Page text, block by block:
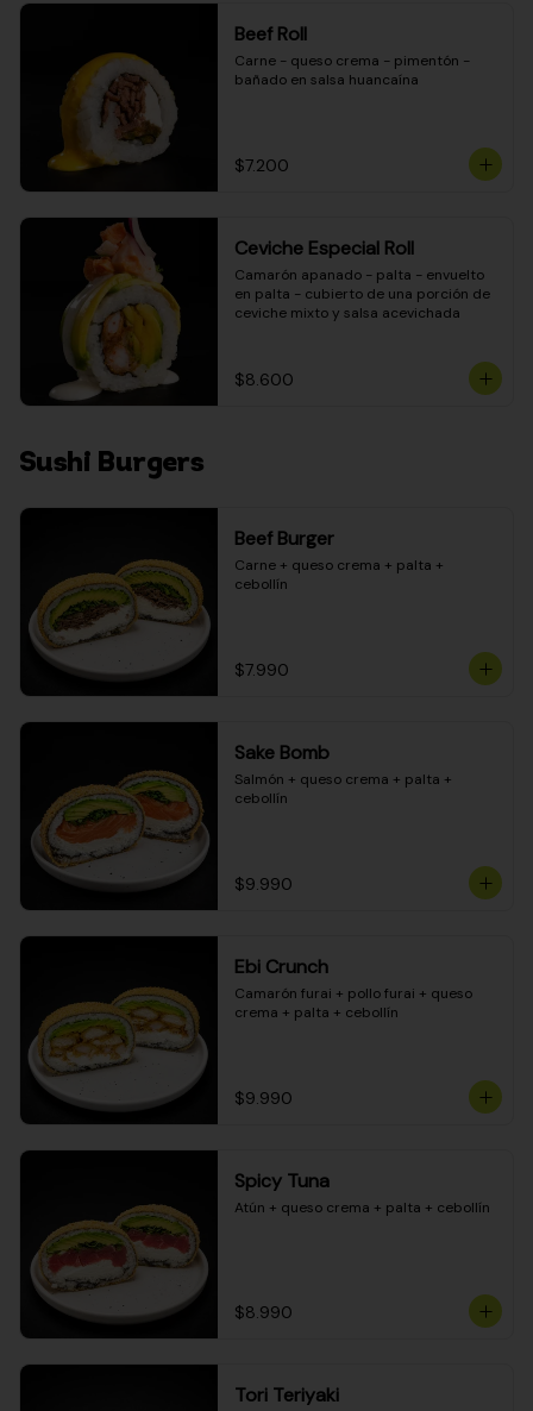
Beef Roll
Carne - queso crema - pimentón -
bañado en salsa huancaína
$7.200
Ceviche Especial Roll
Camarón apanado - palta - envuelto
en palta - cubierto de una porción de
ceviche mixto y salsa acevichada
$8.600
Sushi Burgers
Beef Burger
Carne + queso crema + palta +
cebollín
$7.990
Sake Bomb
Salmón + queso crema + palta +
cebollín
$9.990
Ebi Crunch
Camarón furai + pollo furai + queso
crema + palta + cebollín
$9.990
Spicy Tuna
Atún + queso crema + palta + cebollín
$8.990
Tori Teriyaki